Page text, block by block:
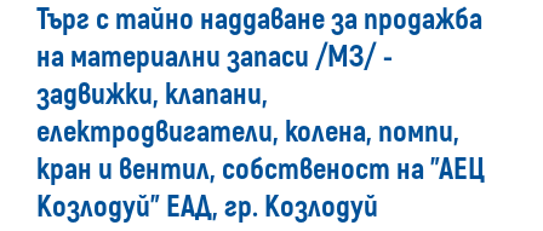
Търг с тайно наддаване за продажба
на материални запаси /МЗ/ -
задвижки, клапани,
електродвигатели, колена, помпи,
кран и вентил, собственост на "АЕЦ
Козлодуй" ЕАД, гр. Козлодуй